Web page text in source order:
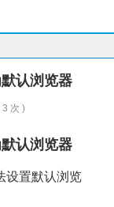
认浏览器
次 )
认浏览器
设置默认浏览